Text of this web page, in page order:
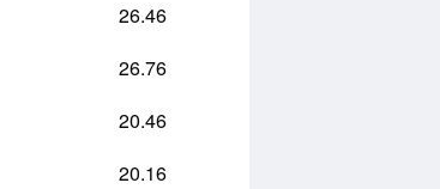
26.46
26.76
20.46
20.16